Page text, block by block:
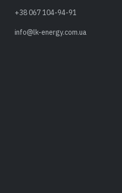
+38 067 104-94-91
info@lk-energy.com.ua